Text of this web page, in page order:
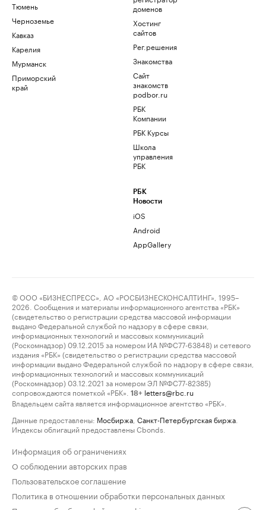
Тюмень
Черноземье
Кавказ
Карелия
Мурманск
Приморский
край
доменов
Хостинг
сайтов
Рег.решения
Знакомства
Сайт
знакомств
podbor.ru
РБК
Компании
РБК Курсы
Школа
управления
РБК
РБК
Новости
iOS
Android
AppGallery
© ООО «БИЗНЕСПРЕСС», АО «РОСБИЗНЕСКОНСАЛТИНГ», 1995–
2026. Сообщения и материалы информационного агентства «РБК»
(свидетельство о регистрации средства массовой информации
выдано Федеральной службой по надзору в сфере связи,
информационных технологий и массовых коммуникаций
(Роскомнадзор) 09.12.2015 за номером ИА №ФС77-63848) и сетевого
издания «РБК» (свидетельство о регистрации средства массовой
информации выдано Федеральной службой по надзору в сфере связи,
информационных технологий и массовых коммуникаций
(Роскомнадзор) 03.12.2021 за номером ЭЛ №ФС77-82385)
сопровождаются пометкой «РБК».
18+ letters@rbc.ru
Владельцем сайта является информационное агентство «РБК».
Данные предоставлены: Мосбиржа Санкт-Петербургская биржа
Индексы облигаций предоставлены Cbonds.
Информация об ограничениях
О соблюдении авторских прав
Пользовательское соглашение
Политика в отношении обработки персональных данных